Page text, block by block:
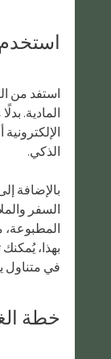
استخدم
استفد من
المادية.
الذكي.
بالإضافة
السفر
المطبوعة،
بهذا،
في متناول
خطة